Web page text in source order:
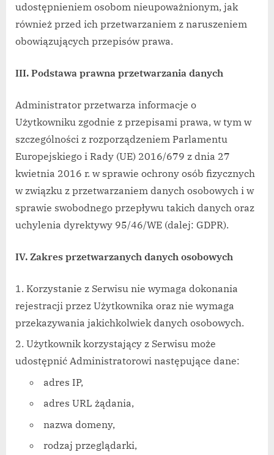
udostępnieniem osobom nieupoważnionym, jak
również przed ich przetwarzaniem z naruszeniem
obowiązujących przepisów prawa.
III. Podstawa prawna przetwarzania danych
Administrator przetwarza informacje o
Użytkowniku zgodnie z przepisami prawa, w tym w
szczególności z rozporządzeniem Parlamentu
Europejskiego i Rady (UE) 2016/679 z dnia 27
kwietnia 2016 r. w sprawie ochrony osób fizycznych
w związku z przetwarzaniem danych osobowych i w
sprawie swobodnego przepływu takich danych oraz
uchylenia dyrektywy 95/46/WE (dalej: GDPR).
IV. Zakres przetwarzanych danych osobowych
Korzystanie z Serwisu nie wymaga dokonania
rejestracji przez Użytkownika oraz nie wymaga
przekazywania jakichkolwiek danych osobowych.
Użytkownik korzystający z Serwisu może
udostępnić Administratorowi następujące dane:
adres IP,
adres URL żądania,
nazwa domeny,
rodzaj przeglądarki,